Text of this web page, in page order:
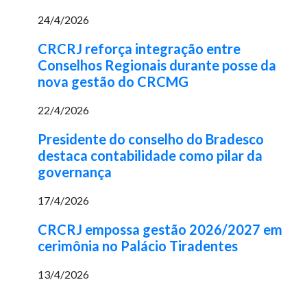
24/4/2026
CRCRJ reforça integração entre
Conselhos Regionais durante posse da
nova gestão do CRCMG
22/4/2026
Presidente do conselho do Bradesco
destaca contabilidade como pilar da
governança
17/4/2026
CRCRJ empossa gestão 2026/2027 em
cerimônia no Palácio Tiradentes
13/4/2026